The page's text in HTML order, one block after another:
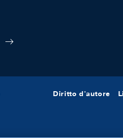
Diritto d'autore